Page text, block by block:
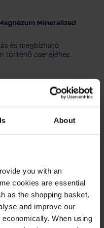
About
you with an
cookies are essential
as the shopping basket.
and improve our
When using
Mineralized
és megbízható
történő cseréjéhez.